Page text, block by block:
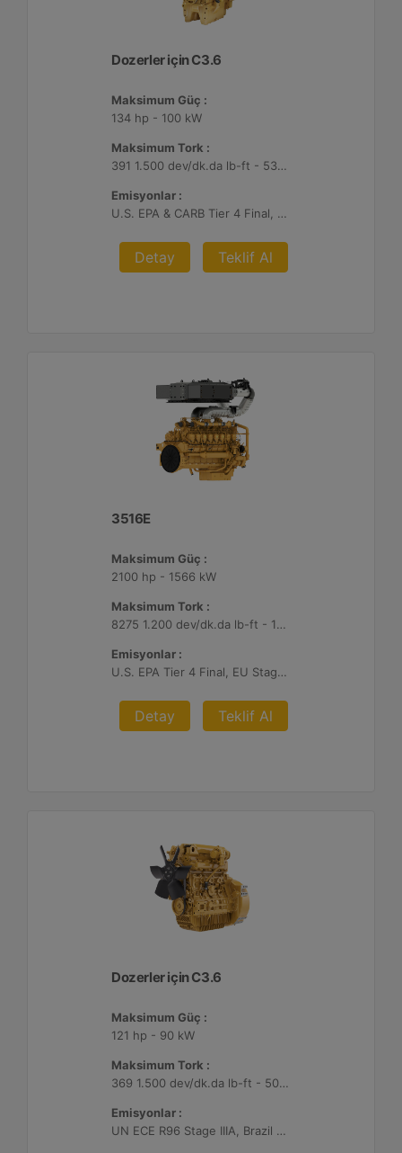
Dozerler için C3.6
Maksimum Güç :
134 hp - 100 kW
Maksimum Tork :
391 1.500 dev/dk.da lb-ft - 530 1.500 dev/dk.da Nm
Emisyonlar :
U.S. EPA & CARB Tier 4 Final, EU Stage V
Detay Teklif Al
3516E
Maksimum Güç :
2100 hp - 1566 kW
Maksimum Tork :
8275 1.200 dev/dk.da lb-ft - 11220 1.200 dev/dk.da Nm
Emisyonlar :
U.S. EPA Tier 4 Final, EU Stage V
Detay Teklif Al
Dozerler için C3.6
Maksimum Güç :
121 hp - 90 kW
Maksimum Tork :
369 1.500 dev/dk.da lb-ft - 500 1.500 dev/dk.da Nm
Emisyonlar :
UN ECE R96 Stage IIIA, Brazil MAR-1